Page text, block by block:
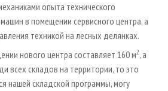
опыта технического
в помещении сервисного центра, а
техникой на лесных делянках.
нового центра составляет 160 м2, а
всех складов на территории, то это
нашей складской программы, могу